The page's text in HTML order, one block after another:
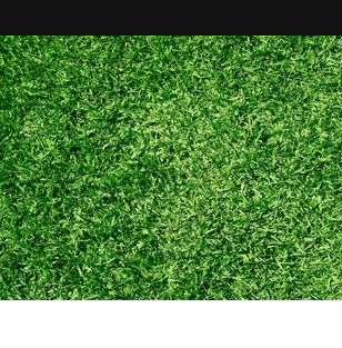
Maxx
Blog